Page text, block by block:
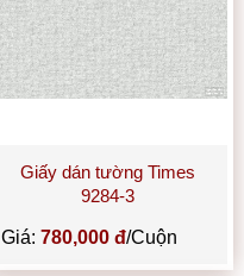
Giấy dán tường Times
9284-3
Giá: 780,000 đ/Cuộn